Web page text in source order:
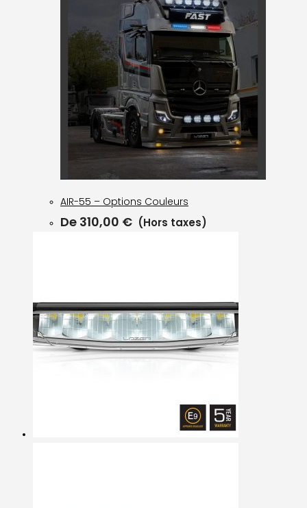
AIR-55 – Options Couleurs
De 310,00 € (Hors taxes)